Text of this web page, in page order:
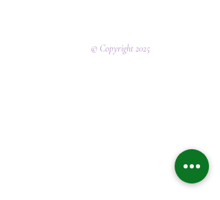
© Copyright 2025